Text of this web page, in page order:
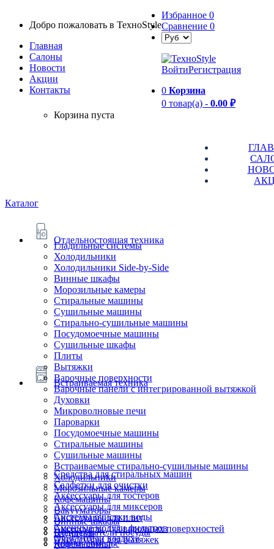
Добро пожаловать в TexноStyle
Главная
Салоны
Новости
Aкции
Контакты
Избранное 0
Сравнение 0
ВойтиРегистрация
0 Корзина
0 товар(а) - 0.00 ₽
Корзина пуста
Каталог
Отдельностоящая техника
Гладильные системы
Холодильники
Холодильники Side-by-Side
Винные шкафы
Морозильные камеры
Стиральные машины
Сушильные машины
Стирально-сушильные машины
Посудомоечные машины
Сушильные шкафы
Плиты
Встраиваемая техника
Вытяжки
Варочные поверхности
Варочные панели с интегрированной вытяжкой
Духовки
Микроволновые печи
Пароварки
Посудомоечные машины
Стиральные машины
Сушильные машины
Встраиваемые стирально-сушильные машины
Холодильники
Морозильные камеры
Кофемашины
Вакууматоры
Винные шкафы
Подогреватели посуды
Ящики сомелье
Блендеры
Кофемашины
Очистители воздуха
Системы очистки воды
Сменные модули фильтров
Аксессуары для тостеров
Аксессуары для миксеров
Аксессуары для плит
Аксессуары для варочных поверхностей
Аксессуары для вытяжек
Средства для стиральных машин
Салфетки для очистки